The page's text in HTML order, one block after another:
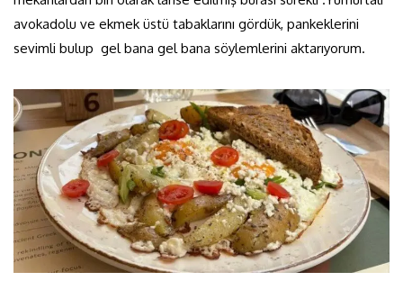
avokadolu ve ekmek üstü tabaklarını gördük, pankeklerini
sevimli bulup gel bana gel bana söylemlerini aktarıyorum.